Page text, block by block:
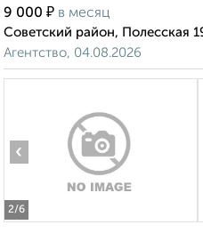
9 000 ₽ в месяц
Советский район, Полесская
Агентство, 04.08.2026
2/6
‹